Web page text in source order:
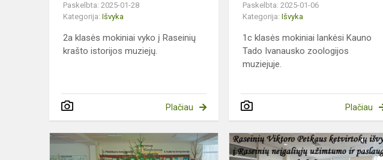
Paskelbta: 2025-01-28
Kategorija: Išvyka
2a klasės mokiniai vyko į Raseinių
krašto istorijos muziejų.
Plačiau
Paskelbta: 2025-01-06
Kategorija:Išvyka
1c klasės mokiniai lankėsi Kauno
Tado Ivanausko zoologijos
muziejuje.
Plačiau
Šventinių
veiklų